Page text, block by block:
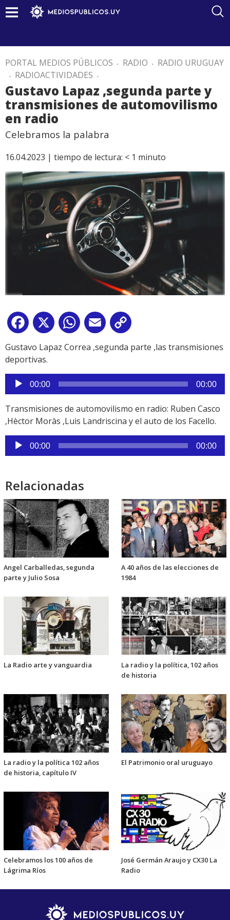
PORTAL MEDIOS PÚBLICOS . RADIO . RADIO URUGUAY
. RADIOACTIVIDADES .
Gustavo Lapaz ,segunda parte y
transmisiones de automovilismo
en radio
Celebramos la palabra
16.04.2023 | tiempo de lectura: < 1 minuto
Facebook
X WhatsApp
Email
Link
Gustavo Lapaz Correa ,segunda parte ,las transmisiones
deportivas.
Reproductor
de
audio
00:00 00:00
Transmisiones de automovilismo en radio: Ruben Casco
,Hèctor Moràs ,Luis Landriscina y el auto de los Facello.
Reproductor
de
00:00 00:00
Relacionadas
Angel Carballedas, segunda
parte y Julio Sosa
A 40 años de las elecciones de
1984
La Radio arte y vanguardia
La radio y la política, 102 años
de historia
La radio y la política 102 años
de historia, capítulo IV
El Patrimonio oral uruguayo
Celebramos los 100 años de
Lágrima Ríos
José Germán Araujo y CX30 La
Radio